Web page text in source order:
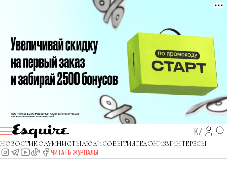
KZ
НОВОСТИКОЛУМНИСТЫЛЮДИСОБЫТИЯГЕДОНИЗМИНТЕРЕСЫ
ЧИТАТЬ ЖУРНАЛЫ